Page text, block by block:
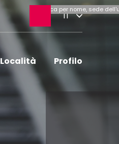
Ricerca
aperta IT
Località Profilo